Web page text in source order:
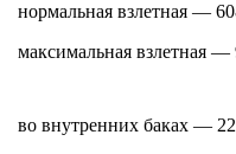
нормальная взлетная —
максимальная взлетная —
во внутренних баках —